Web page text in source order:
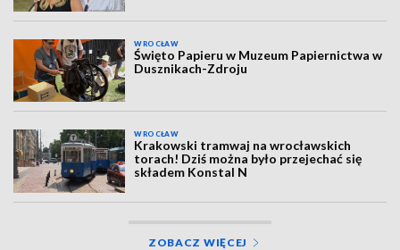
WROCŁAW
Święto Papieru w Muzeum Papiernictwa w
Dusznikach-Zdroju
WROCŁAW
Krakowski tramwaj na wrocławskich
torach! Dziś można było przejechać się
składem Konstal N
ZOBACZ WIĘCEJ